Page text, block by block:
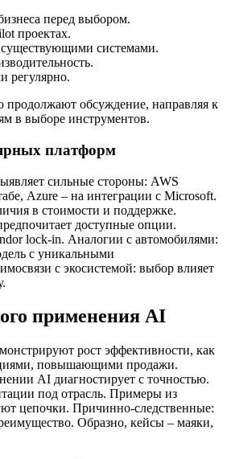
перед выбором.
проектах.
существующими системами.
регулярно.
продолжают обсуждение, направляя к
в выборе инструментов.
платформ
сильные стороны: AWS
Azure – на интеграции с Microsoft.
в стоимости и поддержке.
доступные опции.
lock-in. Аналогии с автомобилями:
с уникальными
с экосистемой: выбор влияет
применения AI
рост эффективности, как
повышающими продажи.
AI диагностирует с точностью.
под отрасль. Примеры из
цепочки. Причинно-следственные:
Образно, кейсы – маяки,